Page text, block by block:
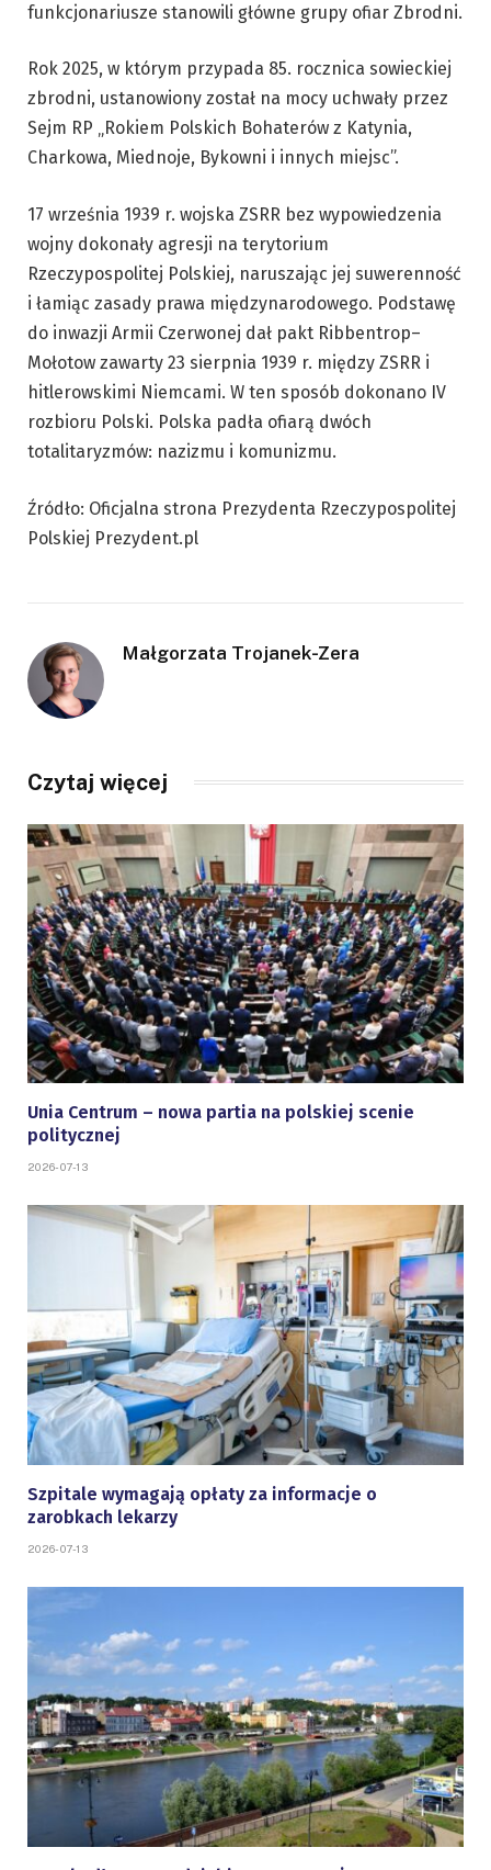
funkcjonariusze stanowili główne grupy ofiar Zbrodni.
Rok 2025, w którym przypada 85. rocznica sowieckiej
zbrodni, ustanowiony został na mocy uchwały przez
Sejm RP „Rokiem Polskich Bohaterów z Katynia,
Charkowa, Miednoje, Bykowni i innych miejsc”.
17 września 1939 r. wojska ZSRR bez wypowiedzenia
wojny dokonały agresji na terytorium
Rzeczypospolitej Polskiej, naruszając jej suwerenność
i łamiąc zasady prawa międzynarodowego. Podstawę
do inwazji Armii Czerwonej dał pakt Ribbentrop–
Mołotow zawarty 23 sierpnia 1939 r. między ZSRR i
hitlerowskimi Niemcami. W ten sposób dokonano IV
rozbioru Polski. Polska padła ofiarą dwóch
totalitaryzmów: nazizmu i komunizmu.
Źródło: Oficjalna strona Prezydenta Rzeczypospolitej
Polskiej Prezydent.pl
Małgorzata Trojanek-Zera
Czytaj więcej
Unia Centrum – nowa partia na polskiej scenie
politycznej
2026-07-13
Szpitale wymagają opłaty za informacje o
zarobkach lekarzy
2026-07-13